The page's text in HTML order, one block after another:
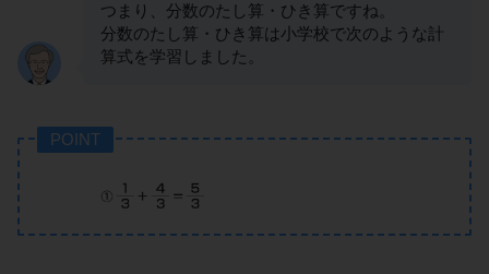
つまり、分数のたし算・ひき算ですね。
分数のたし算・ひき算は小学校で次のような計
算式を学習しました。
POINT